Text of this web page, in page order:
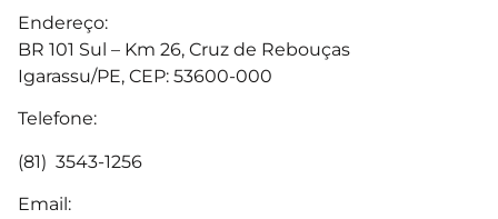
Endereço:
BR 101 Sul – Km 26, Cruz de Rebouças
Igarassu/PE, CEP: 53600-000
Telefone:
(81) 3543-1256
Email: